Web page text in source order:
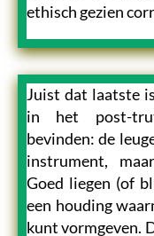
ethisch gezien
Juist dat laatste
in het post-
bevinden: de
instrument,
Goed liegen (of
een houding
kunt vormgeven.